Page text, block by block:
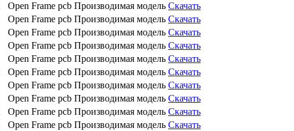
Open Frame pcb Производимая модель Скачать
Open Frame pcb Производимая модель Скачать
Open Frame pcb Производимая модель Скачать
Open Frame pcb Производимая модель Скачать
Open Frame pcb Производимая модель Скачать
Open Frame pcb Производимая модель Скачать
Open Frame pcb Производимая модель Скачать
Open Frame pcb Производимая модель Скачать
Open Frame pcb Производимая модель Скачать
Open Frame pcb Производимая модель Скачать